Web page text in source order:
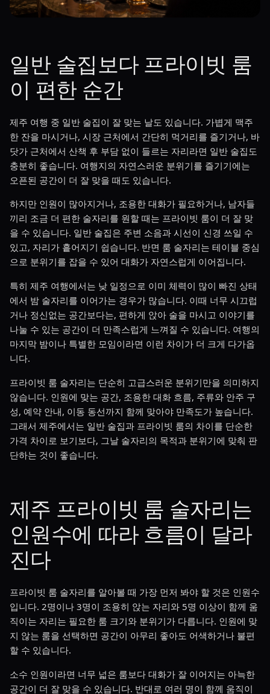
일반 술집보다 프라이빗 룸
이 편한 순간
제주 여행 중 일반 술집이 잘 맞는 날도 있습니다. 가볍게 맥주
한 잔을 마시거나, 시장 근처에서 간단히 먹거리를 즐기거나, 바
닷가 근처에서 산책 후 부담 없이 들르는 자리라면 일반 술집도
충분히 좋습니다. 여행지의 자연스러운 분위기를 즐기기에는
오픈된 공간이 더 잘 맞을 때도 있습니다.
하지만 인원이 많아지거나, 조용한 대화가 필요하거나, 남자들
끼리 조금 더 편한 술자리를 원할 때는 프라이빗 룸이 더 잘 맞
을 수 있습니다. 일반 술집은 주변 소음과 시선이 신경 쓰일 수
있고, 자리가 흩어지기 쉽습니다. 반면 룸 술자리는 테이블 중심
으로 분위기를 잡을 수 있어 대화가 자연스럽게 이어집니다.
특히 제주 여행에서는 낮 일정으로 이미 체력이 많이 빠진 상태
에서 밤 술자리를 이어가는 경우가 많습니다. 이때 너무 시끄럽
거나 정신없는 공간보다는, 편하게 앉아 술을 마시고 이야기를
나눌 수 있는 공간이 더 만족스럽게 느껴질 수 있습니다. 여행의
마지막 밤이나 특별한 모임이라면 이런 차이가 더 크게 다가옵
니다.
프라이빗 룸 술자리는 단순히 고급스러운 분위기만을 의미하지
않습니다. 인원에 맞는 공간, 조용한 대화 흐름, 주류와 안주 구
성, 예약 안내, 이동 동선까지 함께 맞아야 만족도가 높습니다.
그래서 제주에서는 일반 술집과 프라이빗 룸의 차이를 단순한
가격 차이로 보기보다, 그날 술자리의 목적과 분위기에 맞춰 판
단하는 것이 좋습니다.
제주 프라이빗 룸 술자리는
인원수에 따라 흐름이 달라
진다
프라이빗 룸 술자리를 알아볼 때 가장 먼저 봐야 할 것은 인원수
입니다. 2명이나 3명이 조용히 앉는 자리와 5명 이상이 함께 움
직이는 자리는 필요한 룸 크기와 분위기가 다릅니다. 인원에 맞
지 않는 룸을 선택하면 공간이 아무리 좋아도 어색하거나 불편
할 수 있습니다.
소수 인원이라면 너무 넓은 룸보다 대화가 잘 이어지는 아늑한
공간이 더 잘 맞을 수 있습니다. 반대로 여러 명이 함께 움직이